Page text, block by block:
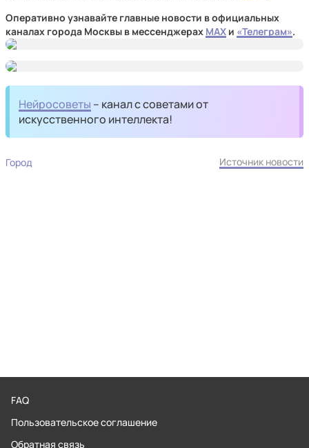
Оперативно узнавайте главные новости в официальных
каналах города Москвы в мессенджерах MAX и «Телеграм».
Нейросоветы – канал с советами от
искусственного интеллекта!
Город Источник новости
FAQ
Пользовательское соглашение
Обратная связь